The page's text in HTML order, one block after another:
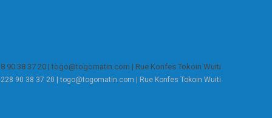
90 38 37 20 | togo@togomatin.com | Rue Konfes Tokoin Wuiti